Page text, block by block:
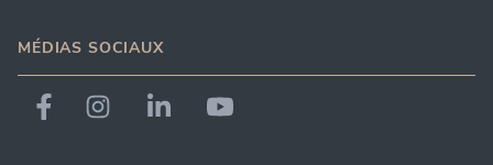
MÉDIAS SOCIAUX